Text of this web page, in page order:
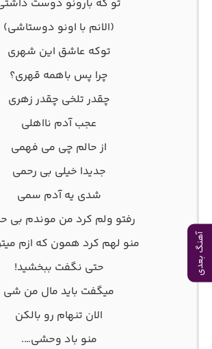
آهنگ بعدی
تو که بارونو دوست
(الانم با اونو دوستاشی)
توکه عاشق این شهری
چرا پس باهمه قهری؟
چقدر تلخی چقدر زهری
عجب آدم نااهلی
از حالم چی می فهمی
جدیدا خیلی بی رحمی
شدی یه آدم سمی
رفتو ولم کرد من موندم بی
منو لهم کرد همون که ازم
حتی نگفت ببخشید!
میگفت باید مال من شی
الان تنهام رو بالکن
منو باد وحشی….